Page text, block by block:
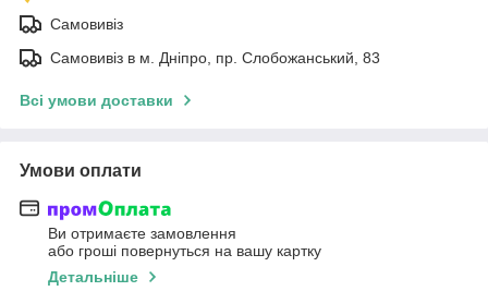
Самовивіз
Самовивіз в м. Дніпро, пр. Слобожанський, 83
Всі умови доставки
Умови оплати
Ви отримаєте замовлення
або гроші повернуться на вашу картку
Детальніше